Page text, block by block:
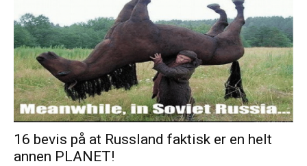
16 bevis på at Russland faktisk er en helt
annen PLANET!